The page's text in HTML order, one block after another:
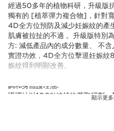
顯示更
經過50多年的植物科研，升級版
獨有的 [植萃彈力複合物]，針對
4D全方位預防及減少妊娠紋的產
肌膚被拉扯的不適 。升級版特
方: 減低產品內的成分數量、 不
實證功效，4D全方位擊退妊娠紋
娠紋得到明顯改善。
調和身體護理油:
護理油以100%純植物萃取研製